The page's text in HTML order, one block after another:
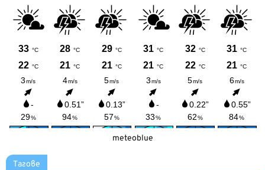
meteoblue
Тагове